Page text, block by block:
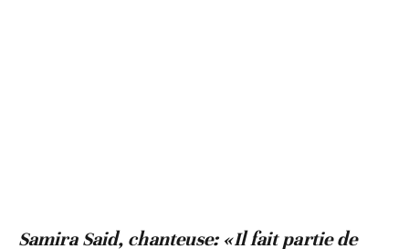
​Samira Said, chanteuse: ​«Il fait partie de